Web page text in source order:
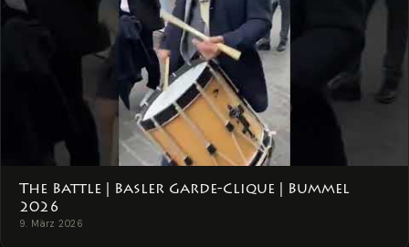
The Battle | Basler Garde-Clique | Bummel
2026
9. März 2026